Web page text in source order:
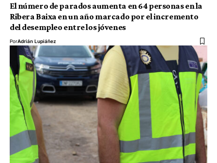
El número de parados aumenta en 64 personas en la
Ribera Baixa en un año marcado por el incremento
del desempleo entre los jóvenes
PorAdrián Lupiáñez